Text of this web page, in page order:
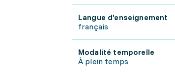
Langue d'enseignement
français
Modalité temporelle
À plein temps